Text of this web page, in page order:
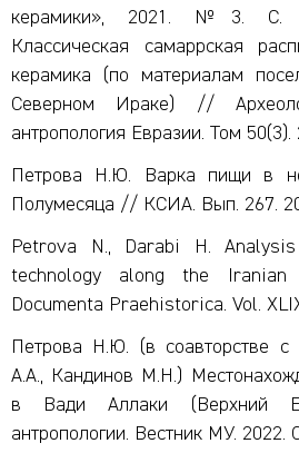
керамики», 2021. №3. С.
Классическая самаррская
керамика (по материалам
Северном Ираке) //
антропология Евразии. Том 50(3).
Петрова Н.Ю. Варка пищи в
Полумесяца // КСИА. Вып. 267.
Petrova N., Darabi H.
technology along the
Documenta Praehistorica. Vol.
Петрова Н.Ю. (в соавторстве с
А.А., Кандинов М.Н.)
в Вади Аллаки (Верхний
антропологии. Вестник МУ. 2022.